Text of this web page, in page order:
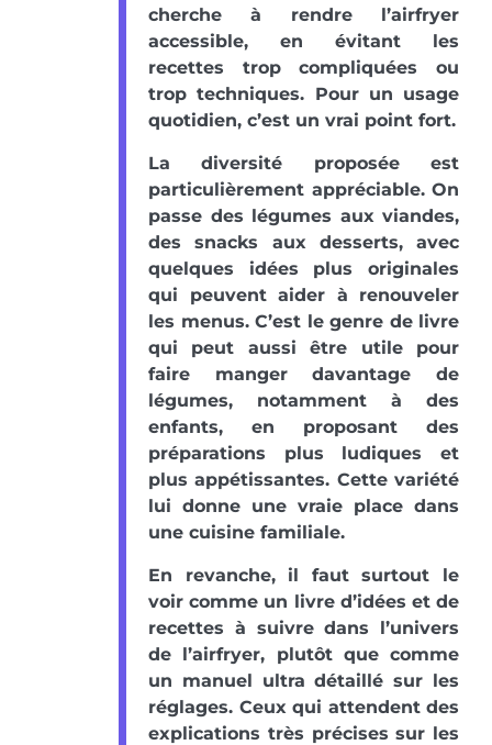
cherche à rendre l’airfryer
accessible, en évitant les
recettes trop compliquées ou
trop techniques. Pour un usage
quotidien, c’est un vrai point fort.
La diversité proposée est
particulièrement appréciable. On
passe des légumes aux viandes,
des snacks aux desserts, avec
quelques idées plus originales
qui peuvent aider à renouveler
les menus. C’est le genre de livre
qui peut aussi être utile pour
faire manger davantage de
légumes, notamment à des
enfants, en proposant des
préparations plus ludiques et
plus appétissantes. Cette variété
lui donne une vraie place dans
une cuisine familiale.
En revanche, il faut surtout le
voir comme un livre d’idées et de
recettes à suivre dans l’univers
de l’airfryer, plutôt que comme
un manuel ultra détaillé sur les
réglages. Ceux qui attendent des
explications très précises sur les